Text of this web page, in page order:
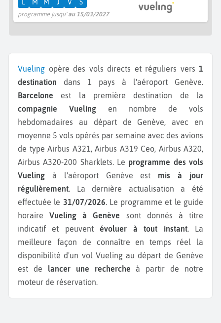
programme jusqu'au 15/03/2027
L M M J V S
Vueling opère des vols directs et réguliers vers 1
destination dans 1 pays à l'aéroport Genève.
Barcelone est la première destination de la
compagnie Vueling en nombre de vols
hebdomadaires au départ de Genève, avec en
moyenne 5 vols opérés par semaine avec des avions
de type Airbus A321, Airbus A319 Ceo, Airbus A320,
Airbus A320-200 Sharklets. Le programme des vols
Vueling à l'aéroport Genève est mis à jour
régulièrement. La dernière actualisation a été
effectuée le 31/07/2026. Le programme et le guide
horaireVueling à Genève sont donnés à titre
indicatif et peuventévoluer à tout instant. La
meilleure façon de connaître en temps réel la
disponibilité d'un vol Vueling au départ de Genève
est de lancer une recherche à partir de notre
moteur de réservation.